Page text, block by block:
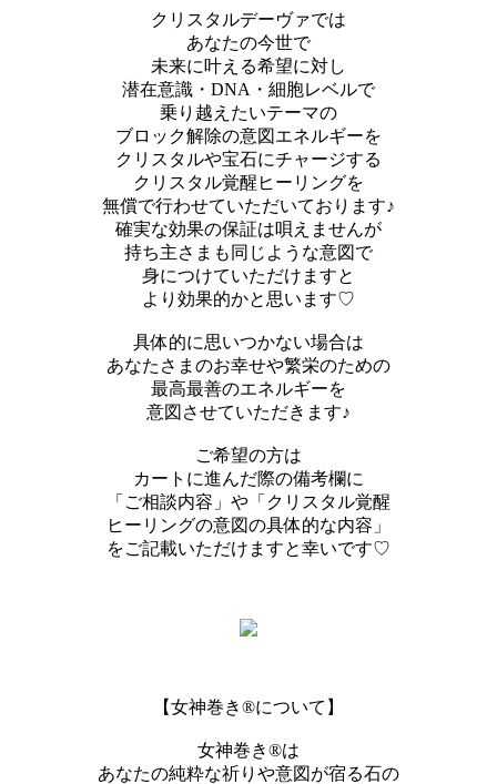
クリスタルデーヴァでは
あなたの今世で
未来に叶える希望に対し
潜在意識・DNA・細胞レベルで
乗り越えたいテーマの
ブロック解除の意図エネルギーを
クリスタルや宝石にチャージする
クリスタル覚醒ヒーリングを
無償で行わせていただいております♪
確実な効果の保証は唄えませんが
持ち主さまも同じような意図で
身につけていただけますと
より効果的かと思います♡
具体的に思いつかない場合は
あなたさまのお幸せや繁栄のための
最高最善のエネルギーを
意図させていただきます♪
ご希望の方は
カートに進んだ際の備考欄に
「ご相談内容」や「クリスタル覚醒
ヒーリングの意図の具体的な内容」
をご記載いただけますと幸いです♡
【女神巻き®︎について】
女神巻き®︎は
あなたの純粋な祈りや意図が宿る石の